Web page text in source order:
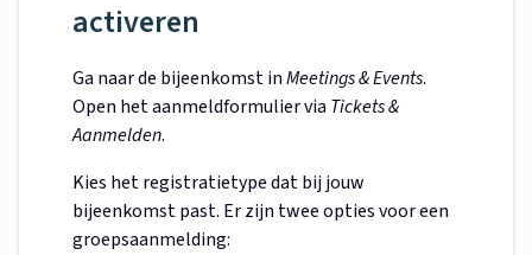
activeren
Ga naar de bijeenkomst inMeetings & Events.
Open het aanmeldformulier via Tickets &
Aanmelden.
Kies het registratietype dat bij jouw
bijeenkomst past. Er zijn twee opties voor een
groepsaanmelding: